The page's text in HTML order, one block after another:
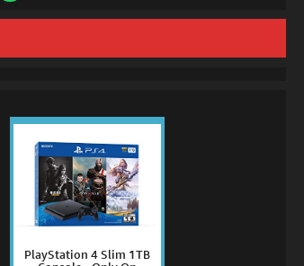
PlayStation 4 Slim 1TB